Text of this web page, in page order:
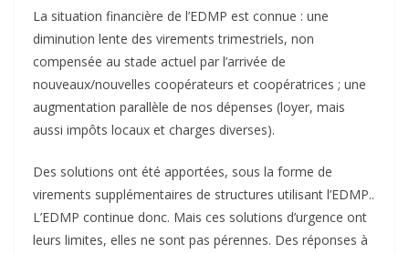
La situation financière de l’EDMP est connue : une
diminution lente des virements trimestriels, non
compensée au stade actuel par l’arrivée de
nouveaux/nouvelles coopérateurs et coopératrices ; une
augmentation parallèle de nos dépenses (loyer, mais
aussi impôts locaux et charges diverses).
Des solutions ont été apportées, sous la forme de
virements supplémentaires de structures utilisant l’EDMP..
L’EDMP continue donc. Mais ces solutions d’urgence ont
leurs limites, elles ne sont pas pérennes. Des réponses à